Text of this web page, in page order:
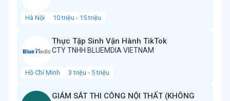
Hà Nội 10 triệu - 15 triệu
Thực Tập Sinh Vận Hành TikTok
CTY TNHH BLUEMDIA VIETNAM
Hồ Chí Minh 3 triệu - 5 triệu
GIÁM SÁT THI CÔNG NỘI THẤT (KHÔNG